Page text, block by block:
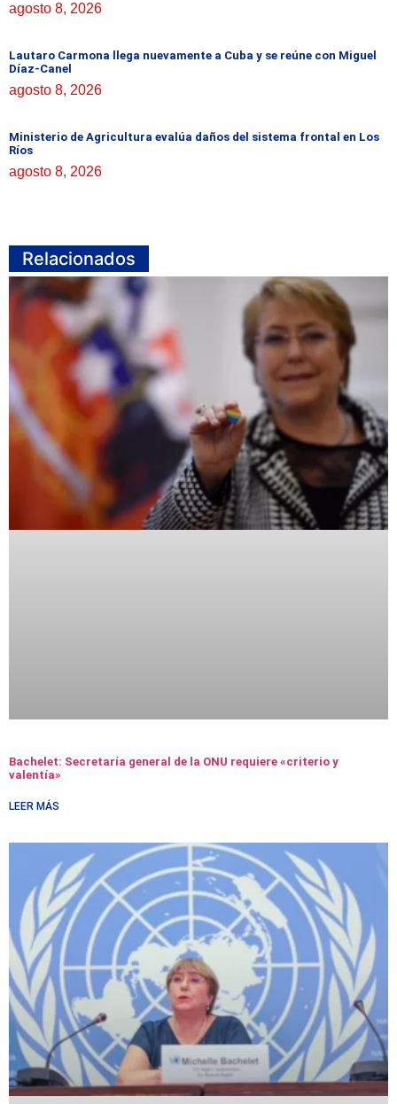
agosto 8, 2026
Lautaro Carmona llega nuevamente a Cuba y se reúne con Miguel
Díaz-Canel
agosto 8, 2026
Ministerio de Agricultura evalúa daños del sistema frontal en Los
Ríos
agosto 8, 2026
Relacionados
Bachelet: Secretaría general de la ONU requiere «criterio y
valentía»
LEER MÁS